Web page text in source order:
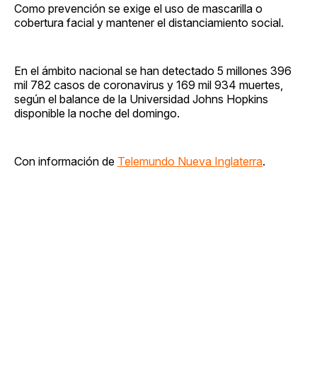
Como prevención se exige el uso de mascarilla o
cobertura facial y mantener el distanciamiento social.
En el ámbito nacional se han detectado 5 millones 396
mil 782 casos de coronavirus y 169 mil 934 muertes,
según el balance de la Universidad Johns Hopkins
disponible la noche del domingo.
Con información de Telemundo Nueva Inglaterra.